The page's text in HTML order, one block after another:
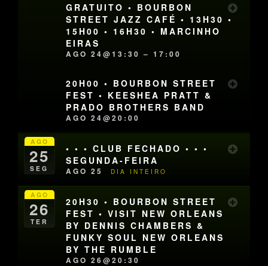
GRATUITO • BOURBON
STREET JAZZ CAFÉ • 13H30 •
15H00 • 16H30 • MARCINHO
EIRAS
AGO 24@13:30 – 17:00
20H00 • BOURBON STREET
FEST • KEESHEA PRATT &
PRADO BROTHERS BAND
AGO 24@20:00
AGO
25
SEG
• • • CLUB FECHADO • • •
SEGUNDA-FEIRA
AGO 25 DIA INTEIRO
AGO
26
TER
20H30 • BOURBON STREET
FEST • VISIT NEW ORLEANS
BY DENNIS CHAMBERS &
FUNKY SOUL NEW ORLEANS
BY THE RUMBLE
AGO 26@20:30